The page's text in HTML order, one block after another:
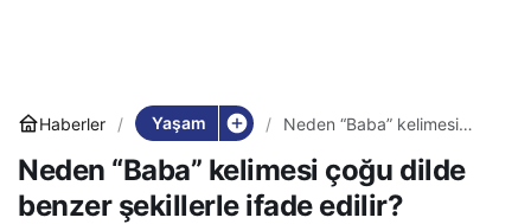
Haberler Yaşam
Neden “Baba” kelimesi
ifade edilir?
Neden “Baba” kelimesi çoğu dilde
benzer şekillerle ifade edilir?